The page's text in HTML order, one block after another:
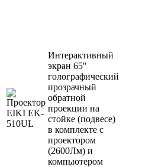
Интерактивный
экран 65"
голографический
прозрачный
обратной
проекции на
стойке (подвесе)
в комплекте с
проектором
(2600Лм) и
компьютером